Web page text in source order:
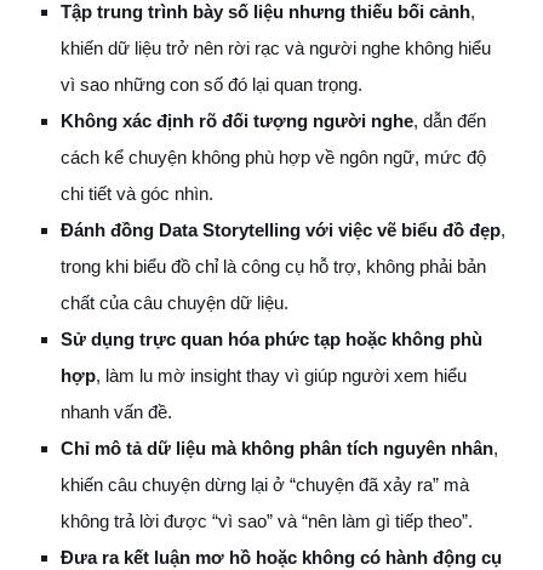
Tập trung trình bày số liệu nhưng thiếu bối cảnh,
khiến dữ liệu trở nên rời rạc và người nghe không hiểu
vì sao những con số đó lại quan trọng.
Không xác định rõ đối tượng người nghe, dẫn đến
cách kể chuyện không phù hợp về ngôn ngữ, mức độ
chi tiết và góc nhìn.
Đánh đồng Data Storytelling với việc vẽ biểu đồ đẹp,
trong khi biểu đồ chỉ là công cụ hỗ trợ, không phải bản
chất của câu chuyện dữ liệu.
Sử dụng trực quan hóa phức tạp hoặc không phù
hợp, làm lu mờ insight thay vì giúp người xem hiểu
nhanh vấn đề.
Chỉ mô tả dữ liệu mà không phân tích nguyên nhân,
khiến câu chuyện dừng lại ở “chuyện đã xảy ra” mà
không trả lời được “vì sao” và “nên làm gì tiếp theo”.
Đưa ra kết luận mơ hồ hoặc không có hành động cụ